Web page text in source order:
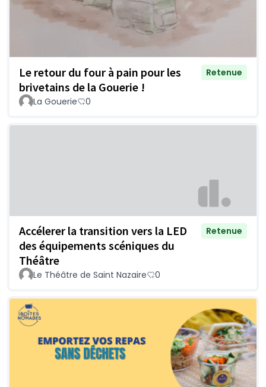
Le retour du four à pain pour les
brivetains de la Gouerie !
Retenue
La Gouerie 0
Accélerer la transition vers la LED
des équipements scéniques du
Théâtre
Retenue
Le Théâtre de Saint Nazaire 0